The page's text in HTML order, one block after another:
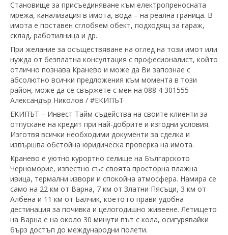
Становище за присъединяване към електропреносната
мрежа, канализация в имота, вода – на реална граница. В
имота е поставен сглобяем обект, подходящ за гараж,
склад, работилница и др.
При желание за осъществяване на оглед на този имот или
нужда от безплатна консултация с професионалист, който
отлично познава Кранево и може да Ви запознае с
абсолютно всички предложения към момента в този
район, може да се свържете с мен на 088 4 301555 –
Александър Николов / #EКИПЪТ
ЕКИПЪТ – Инвест Тайм съдейства на своите клиенти за
отпускане на кредит при най-добрите и изгодни условия.
Изготвя всички необходими документи за сделка и
извършва обстойна юридическа проверка на имота.
Кранево е уютно курортно селище на Българското
Черноморие, известно със своята просторна плажна
ивица, термални извори и спокойна атмосфера. Намира се
само на 22 км от Варна, 7 км от Златни Пясъци, 3 км от
Албена и 11 км от Балчик, което го прави удобна
дестинация за почивка и целогодишно живеене. Летището
на Варна е на около 30 минути път с кола, осигурявайки
бърз достъп до международни полети.